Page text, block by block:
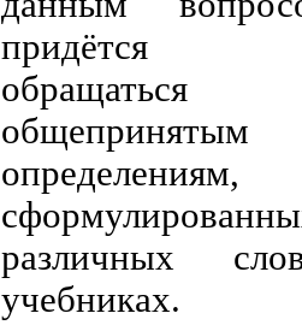
придётся
общепринятым
определениям,
различных
учебниках.